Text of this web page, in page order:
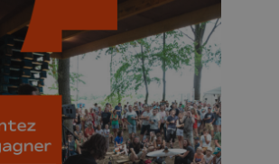
🎁 Gagnez 5x2
places pour le
Ferrières
Festival 🌿🎶